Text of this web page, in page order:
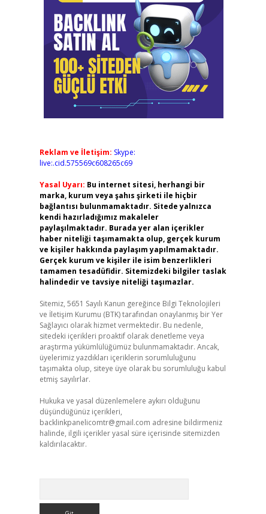
Reklam ve İletişim: Skype:
live:.cid.575569c608265c69
Yasal Uyarı: Bu internet sitesi, herhangi bir
marka, kurum veya şahıs şirketi ile hiçbir
bağlantısı bulunmamaktadır. Sitede yalnızca
kendi hazırladığımız makaleler
paylaşılmaktadır. Burada yer alan içerikler
haber niteliği taşımamakta olup, gerçek kurum
ve kişiler hakkında paylaşım yapılmamaktadır.
Gerçek kurum ve kişiler ile isim benzerlikleri
tamamen tesadüfidir. Sitemizdeki bilgiler taslak
halindedir ve tavsiye niteliği taşımazlar.
Sitemiz, 5651 Sayılı Kanun gereğince Bilgi Teknolojileri
ve İletişim Kurumu (BTK) tarafından onaylanmış bir Yer
Sağlayıcı olarak hizmet vermektedir. Bu nedenle,
sitedeki içerikleri proaktif olarak denetleme veya
araştırma yükümlülüğümüz bulunmamaktadır. Ancak,
üyelerimiz yazdıkları içeriklerin sorumluluğunu
taşımakta olup, siteye üye olarak bu sorumluluğu kabul
etmiş sayılırlar.
Hukuka ve yasal düzenlemelere aykırı olduğunu
düşündüğünüz içerikleri,
backlinkpanelicomtr@gmail.com adresine bildirmeniz
halinde, ilgili içerikler yasal süre içerisinde sitemizden
kaldırılacaktır.